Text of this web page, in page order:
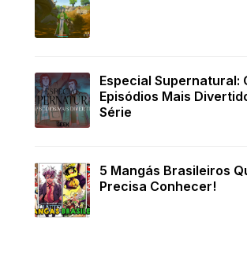
Especial Supernatural:
Episódios Mais
Série
5 Mangás Brasileiros
Precisa Conhecer!